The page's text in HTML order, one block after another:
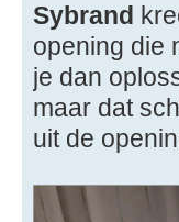
Sybrand
opening die
je dan
maar dat
uit de